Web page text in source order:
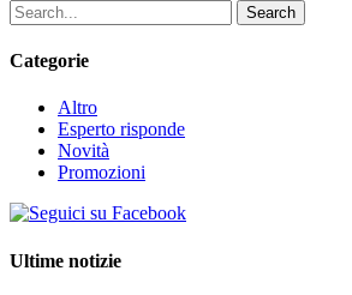
Search
Categorie
Altro
Esperto risponde
Novità
Promozioni
Ultime notizie